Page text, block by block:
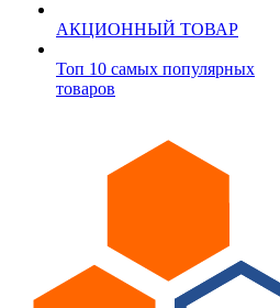
АКЦИОННЫЙ ТОВАР
Топ 10 самых популярных
товаров